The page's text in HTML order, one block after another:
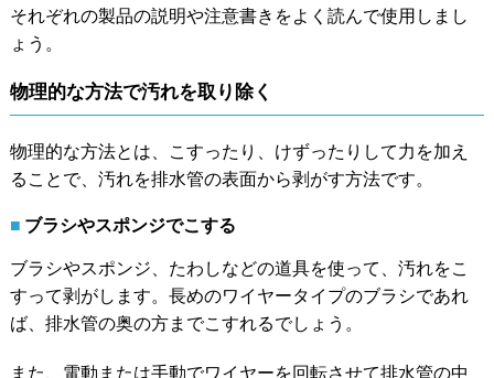
それぞれの製品の説明や注意書きをよく読んで使用しまし
ょう。
物理的な方法で汚れを取り除く
物理的な方法とは、こすったり、けずったりして力を加え
ることで、汚れを排水管の表面から剥がす方法です。
ブラシやスポンジでこする
ブラシやスポンジ、たわしなどの道具を使って、汚れをこ
すって剥がします。長めのワイヤータイプのブラシであれ
ば、排水管の奥の方までこすれるでしょう。
また、電動または手動でワイヤーを回転させて排水管の中